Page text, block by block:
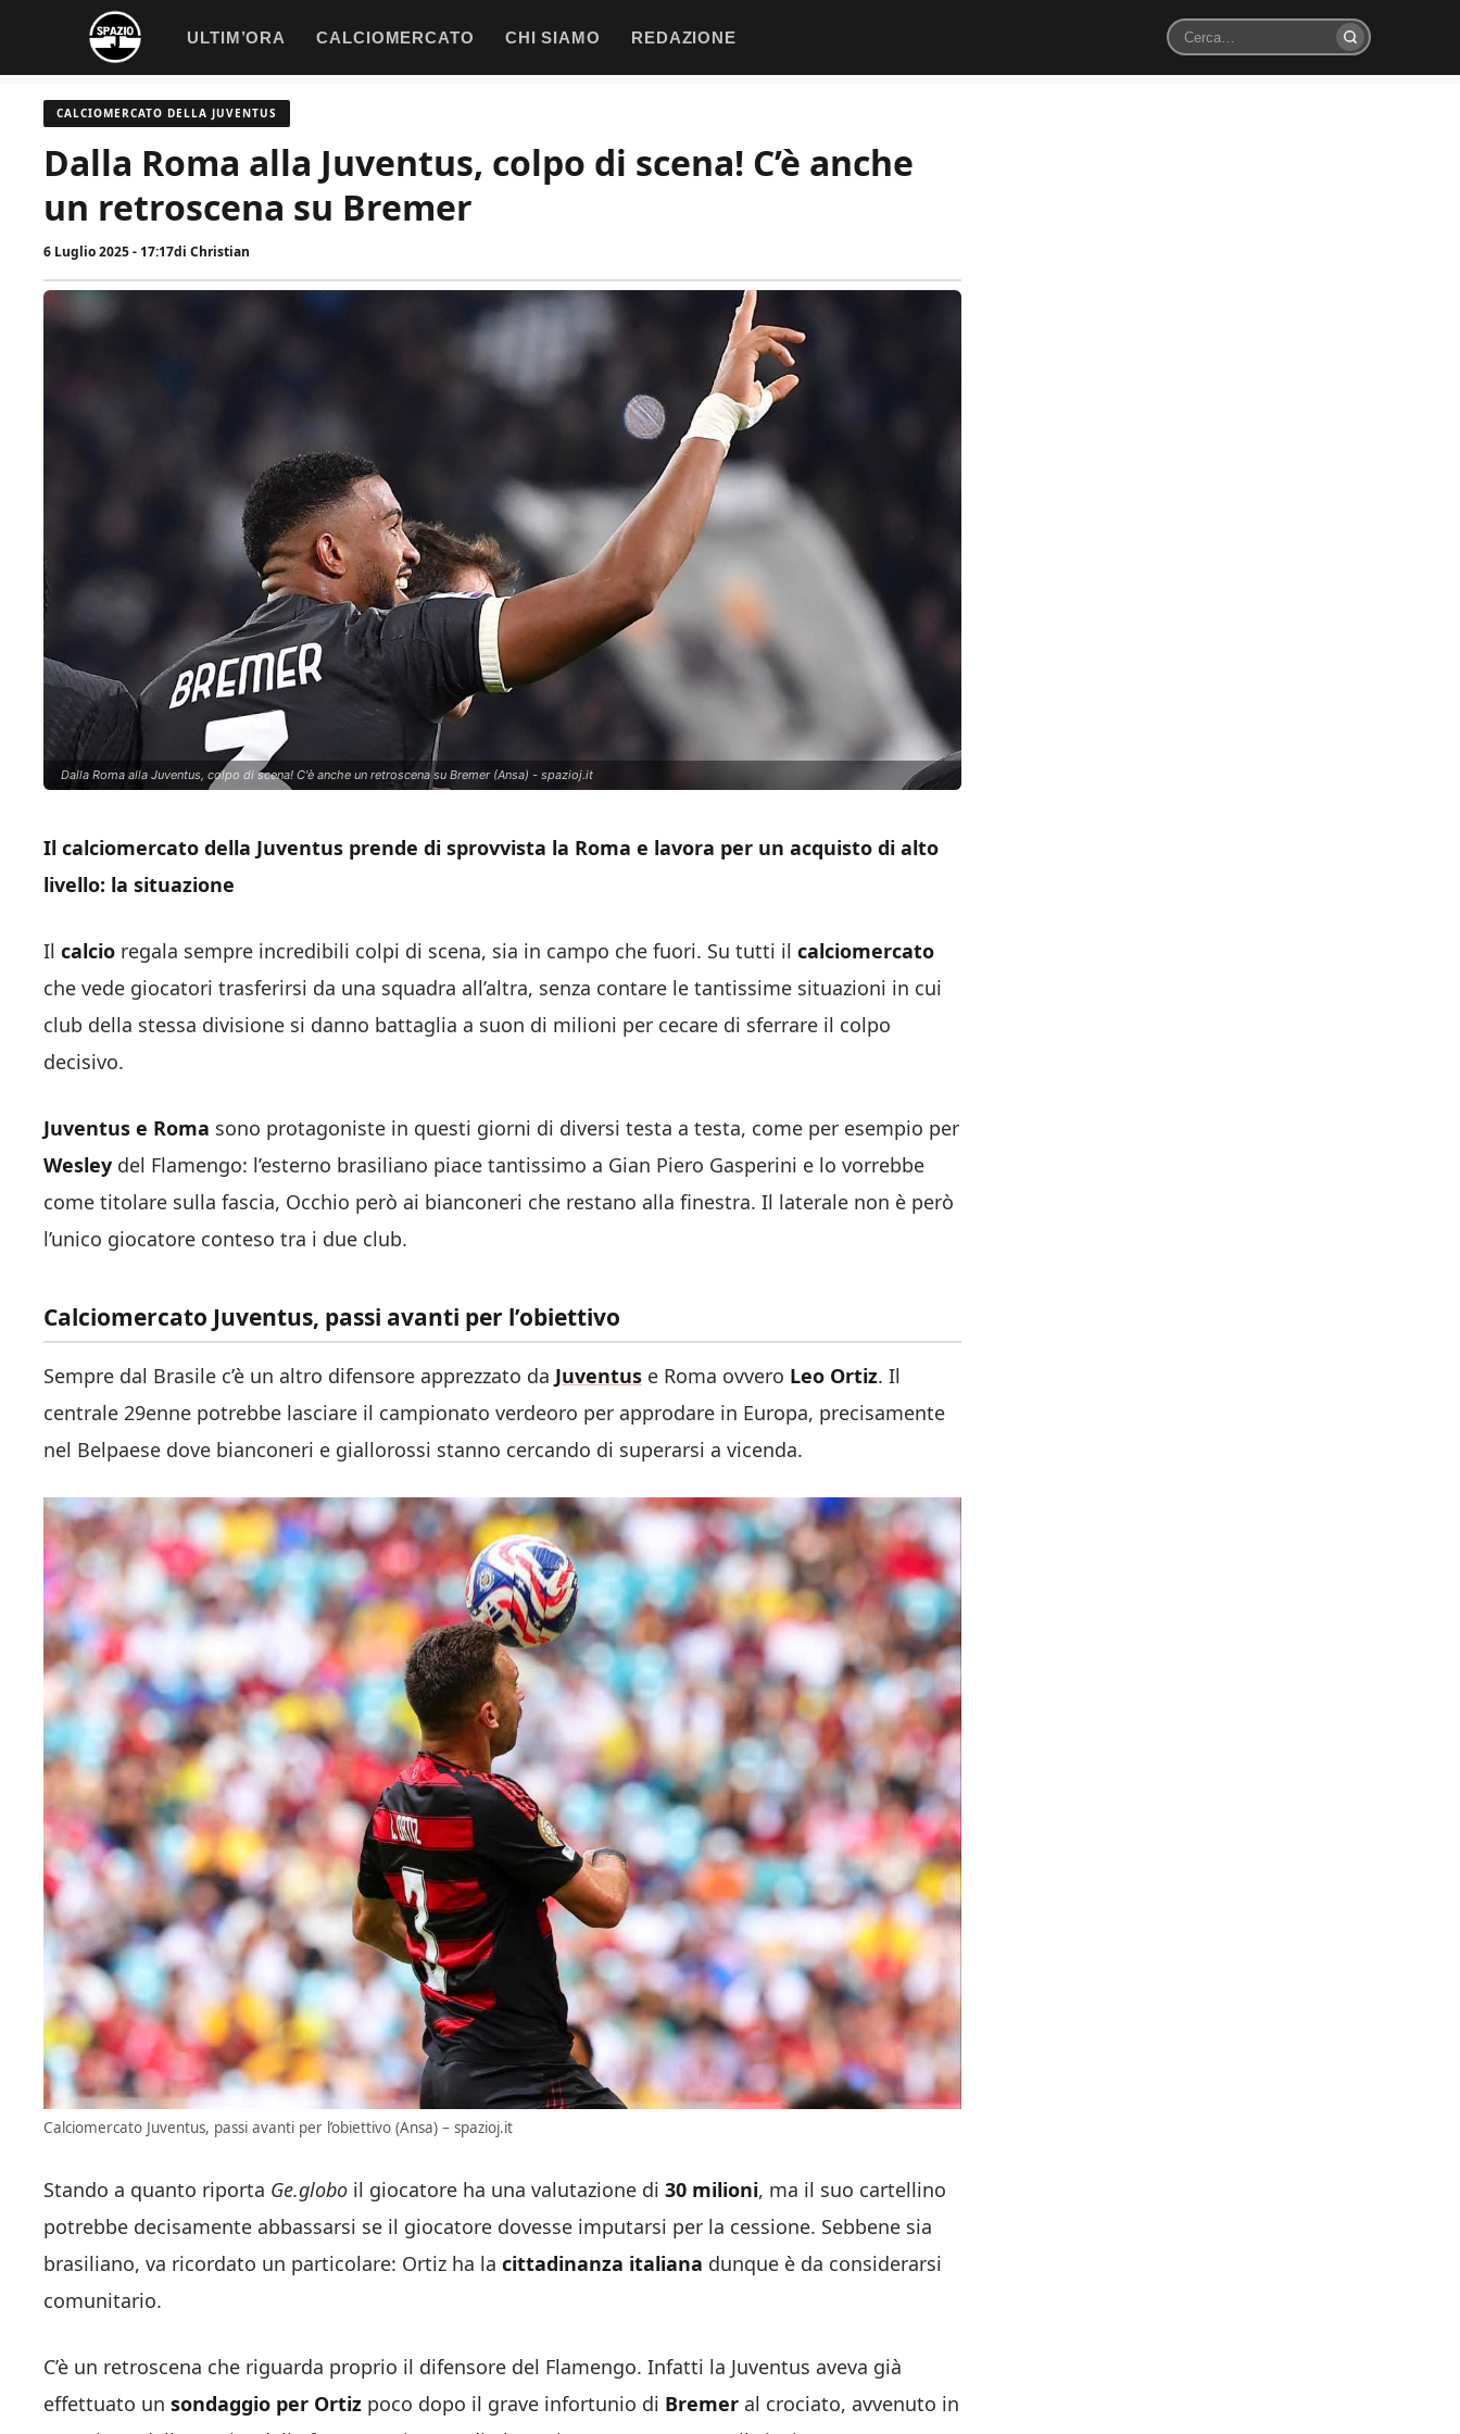
contenuto
ULTIM’ORA CALCIOMERCATO CHI SIAMO REDAZIONE
Cerca
CALCIOMERCATO DELLA JUVENTUS
Dalla Roma alla Juventus, colpo di scena! C’è anche
un retroscena su Bremer
6 Luglio 2025 - 17:17di Christian
Dalla Roma alla Juventus, colpo di scena! C'è anche un retroscena su Bremer (Ansa) - spazioj.it
Il calciomercato della Juventus prende di sprovvista la Roma e lavora per un acquisto di alto
livello: la situazione
Il calcio regala sempre incredibili colpi di scena, sia in campo che fuori. Su tutti il calciomercato
che vede giocatori trasferirsi da una squadra all’altra, senza contare le tantissime situazioni in cui
club della stessa divisione si danno battaglia a suon di milioni per cecare di sferrare il colpo
decisivo.
Juventus e Roma sono protagoniste in questi giorni di diversi testa a testa, come per esempio per
Wesley del Flamengo: l’esterno brasiliano piace tantissimo a Gian Piero Gasperini e lo vorrebbe
come titolare sulla fascia, Occhio però ai bianconeri che restano alla finestra. Il laterale non è però
l’unico giocatore conteso tra i due club.
Calciomercato Juventus, passi avanti per l’obiettivo
Sempre dal Brasile c’è un altro difensore apprezzato da Juventus e Roma ovvero Leo Ortiz. Il
centrale 29enne potrebbe lasciare il campionato verdeoro per approdare in Europa, precisamente
nel Belpaese dove bianconeri e giallorossi stanno cercando di superarsi a vicenda.
Calciomercato Juventus, passi avanti per l’obiettivo (Ansa) – spazioj.it
Stando a quanto riporta Ge.globo il giocatore ha una valutazione di 30 milioni, ma il suo cartellino
potrebbe decisamente abbassarsi se il giocatore dovesse imputarsi per la cessione. Sebbene sia
brasiliano, va ricordato un particolare: Ortiz ha la cittadinanza italiana dunque è da considerarsi
comunitario.
C’è un retroscena che riguarda proprio il difensore del Flamengo. Infatti la Juventus aveva già
effettuato un sondaggio per Ortiz poco dopo il grave infortunio di Bremer al crociato, avvenuto in